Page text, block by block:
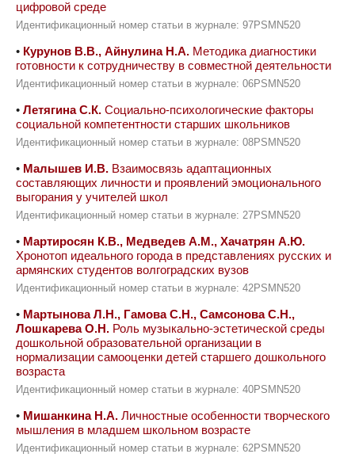
цифровой среде
Идентификационный номер статьи в журнале: 97PSMN520
• Курунов В.В., Айнулина Н.А. Методика диагностики
готовности к сотрудничеству в совместной деятельности
Идентификационный номер статьи в журнале: 06PSMN520
• Летягина С.К. Социально-психологические факторы
социальной компетентности старших школьников
Идентификационный номер статьи в журнале: 08PSMN520
• Малышев И.В. Взаимосвязь адаптационных
составляющих личности и проявлений эмоционального
выгорания у учителей школ
Идентификационный номер статьи в журнале: 27PSMN520
• Мартиросян К.В., Медведев А.М., Хачатрян А.Ю.
Хронотоп идеального города в представлениях русских и
армянских студентов волгоградских вузов
Идентификационный номер статьи в журнале: 42PSMN520
• Мартынова Л.Н., Гамова С.Н., Самсонова С.Н.,
Лошкарева О.Н. Роль музыкально-эстетической среды
дошкольной образовательной организации в
нормализации самооценки детей старшего дошкольного
возраста
Идентификационный номер статьи в журнале: 40PSMN520
• Мишанкина Н.А. Личностные особенности творческого
мышления в младшем школьном возрасте
Идентификационный номер статьи в журнале: 62PSMN520